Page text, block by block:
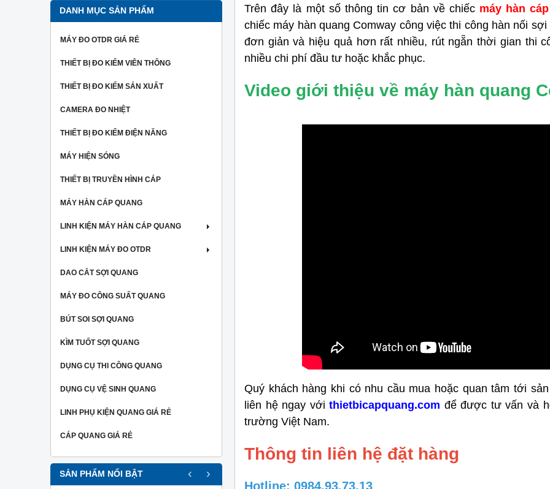
DANH MỤC SẢN PHẨM
MÁY ĐO OTDR GIÁ RẺ
THIẾT BỊ ĐO KIỂM VIÊN THÔNG
THIẾT BỊ ĐO KIỂM SẢN XUẤT
CAMERA ĐO NHIỆT
THIẾT BỊ ĐO KIỂM ĐIỆN NĂNG
MÁY HIỆN SÓNG
THIẾT BỊ TRUYỀN HÌNH CÁP
MÁY HÀN CÁP QUANG
LINH KIỆN MÁY HÀN CÁP QUANG
LINH KIỆN MÁY ĐO OTDR
DAO CẮT SỢI QUANG
MÁY ĐO CÔNG SUẤT QUANG
BÚT SOI SỢI QUANG
KÌM TUỐT SỢI QUANG
DỤNG CỤ THI CÔNG QUANG
DỤNG CỤ VỆ SINH QUANG
LINH PHỤ KIỆN QUANG GIÁ RẺ
CÁP QUANG GIÁ RẺ
SẢN PHẨM NỔI BẬT ‹ ›
Trên đây là một số thông tin cơ bản về chiếc máy hàn
chiếc máy hàn quang Comway công việc thi công hàn nối
đơn giản và hiệu quả hơn rất nhiều, rút ngẵn thời gian thi
nhiều chi phí đầu tư hoặc khắc phục.
Video giới thiệu về máy hàn quang
Quý khách hàng khi có nhu cầu mua hoặc quan tâm tới
liên hệ ngay vớithietbicapquang.com để được tư vấn và
trường Việt Nam.
Thông tin liên hệ đặt hàng
Hotline: 0984.93.73.13